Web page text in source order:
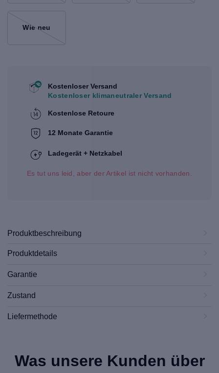
Wie neu
Kostenloser Versand
Kostenloser klimaneutraler Versand
Kostenlose Retoure
12 Monate Garantie
Ladegerät + Netzkabel
Es tut uns leid, aber der Artikel ist nicht vorhanden.
Produktbeschreibung
Produktdetails
Garantie
Zustand
Liefermethode
Was unsere Kunden über